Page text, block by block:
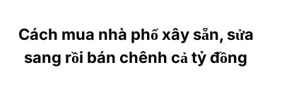
Cách mua nhà phố xây sẵn, sửa
sang rồi bán chênh cả tỷ đồng